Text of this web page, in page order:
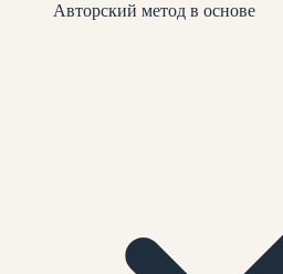
Авторский метод в основе